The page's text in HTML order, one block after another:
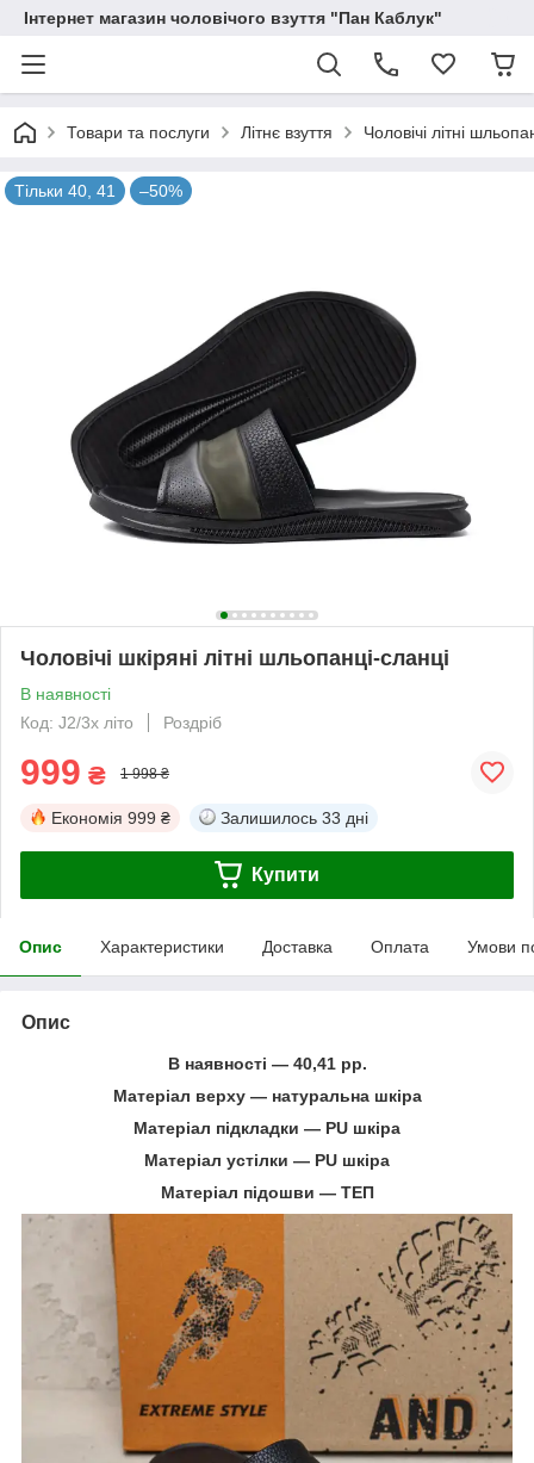
Інтернет магазин чоловічого взуття "Пан Каблук"
Товари та послуги Літнє взуття Чоловічі літні
Тільки 40, 41 –50%
Чоловічі шкіряні літні шльопанці-сланці
В наявності
Код: J2/3х літо
Роздріб
999 ₴ 1 998 ₴
Економія 999 ₴ Залишилось 33 дні
Купити
Опис Характеристики Доставка Оплата Умови
Опис
В наявності ― 40,41 рр.
Матеріал верху ― натуральна шкіра
Матеріал підкладки ― PU шкіра
Матеріал устілки ― PU шкіра
Матеріал підошви ― ТЕП